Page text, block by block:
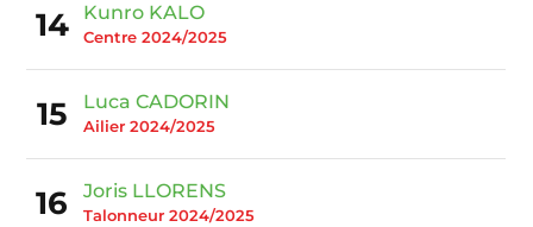
14 Kunro KALO
Centre 2024/2025
15 Luca CADORIN
Ailier 2024/2025
16 Joris LLORENS
Talonneur 2024/2025